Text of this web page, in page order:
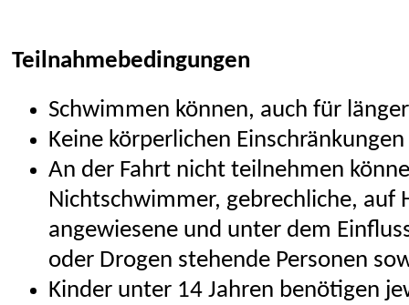
Teilnahmebedingungen
Schwimmen können, auch für
Keine körperlichen Einschränkungen
An der Fahrt nicht teilnehmen
Nichtschwimmer, gebrechliche, auf
angewiesene und unter dem
oder Drogen stehende Personen
Kinder unter 14 Jahren benötigen